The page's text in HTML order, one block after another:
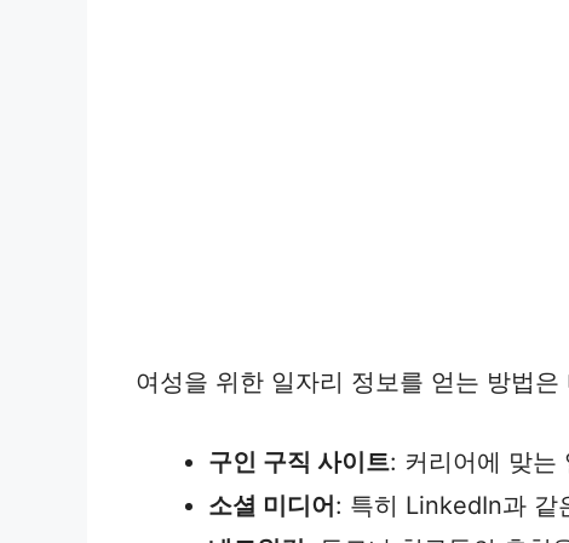
여성을 위한 일자리 정보를 얻는 방법
구인 구직 사이트: 커리어에 맞는
소셜 미디어: 특히 LinkedIn과 같